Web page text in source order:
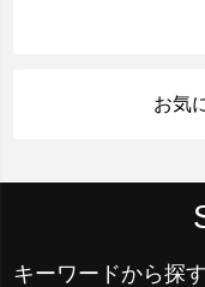
お気
キーワードから探す